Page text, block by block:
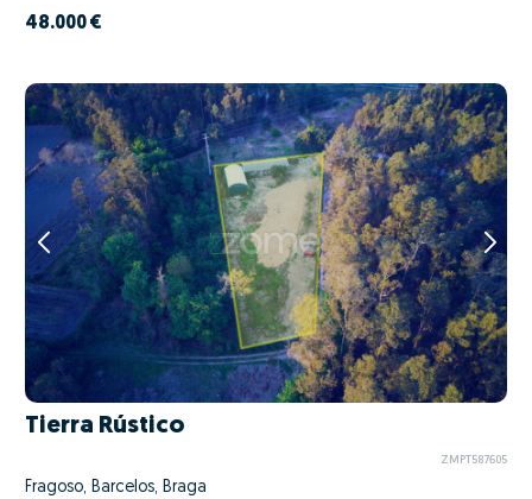
48.000 €
Tierra Rústico
ZMPT587605
Fragoso, Barcelos, Braga